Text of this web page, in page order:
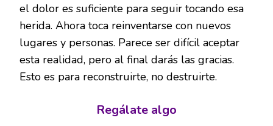
el dolor es suficiente para seguir tocando esa
herida. Ahora toca reinventarse con nuevos
lugares y personas. Parece ser difícil aceptar
esta realidad, pero al final darás las gracias.
Esto es para reconstruirte, no destruirte.
Regálate algo